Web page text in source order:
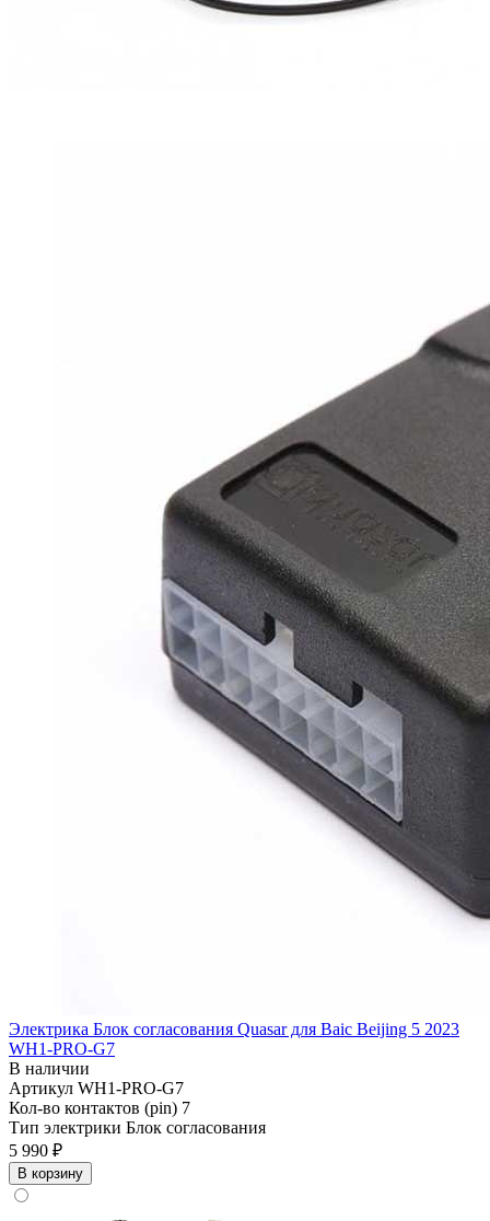
Электрика Блок согласования Quasar для Baic Beijing 5 2023
WH1-PRO-G7
В наличии
Артикул WH1-PRO-G7
Кол-во контактов (pin) 7
Тип электрики Блок согласования
5 990 ₽
В корзину